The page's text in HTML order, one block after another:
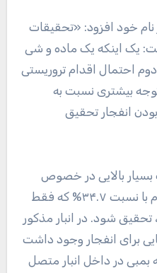
نام خود افزود: «تحقیقات
یک اینکه یک ماده و شی
دوم احتمال اقدام تروریستی
بیشتری نسبت به
انفجار تحقیق
بسیار بالایی در خصوص
انبار کردن ماده نیترات آمونیوم با نسبت ۳۴.۷% که فقط
شود. در انبار مذکور
برای انفجار وجود داشت
بمبی در داخل انبار متصل